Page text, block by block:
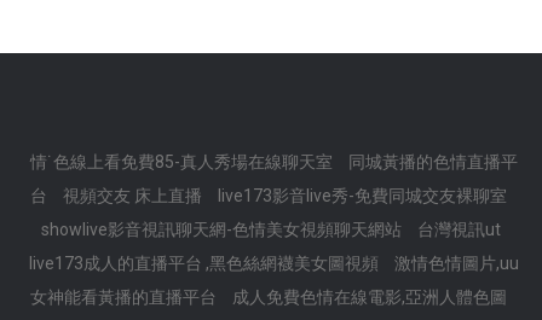
情˙色線上看免費85-真人秀場在線聊天室
同城黃播的色情直播平
台
視頻交友 床上直播
live173影音live秀-免費同城交友裸聊室
showlive影音視訊聊天網-色情美女視頻聊天網站
台灣視訊ut
live173成人的直播平台 ,黑色絲網襪美女圖視頻
激情色情圖片,uu
女神能看黃播的直播平台
成人免費色情在線電影,亞洲人體色圖